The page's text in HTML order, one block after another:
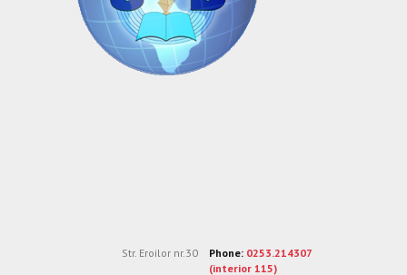
Phone: 0253.214307
(interior 115)
Str. Eroilor nr.30